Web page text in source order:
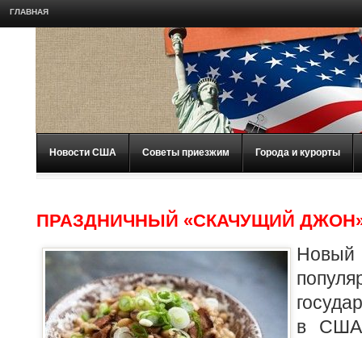
ГЛАВНАЯ
Новости США Советы приезжим Города и курорты
ПРАЗДНИЧНЫЙ «СКАЧУЩИЙ
в